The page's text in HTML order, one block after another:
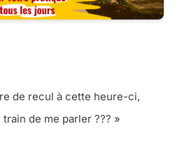
de recul à cette heure-ci,
de me parler ??? »